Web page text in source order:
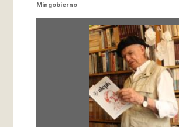
Mingobierno